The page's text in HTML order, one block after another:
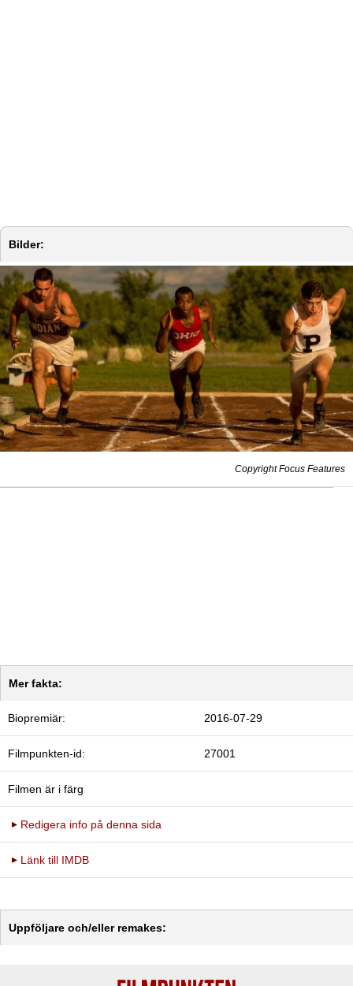
Bilder:
Copyright Focus Features
Mer fakta:
Biopremiär: 2016-07-29
Filmpunkten-id: 27001
Filmen är i färg
Redigera info på denna sida
Länk till IMDB
Uppföljare och/eller remakes: